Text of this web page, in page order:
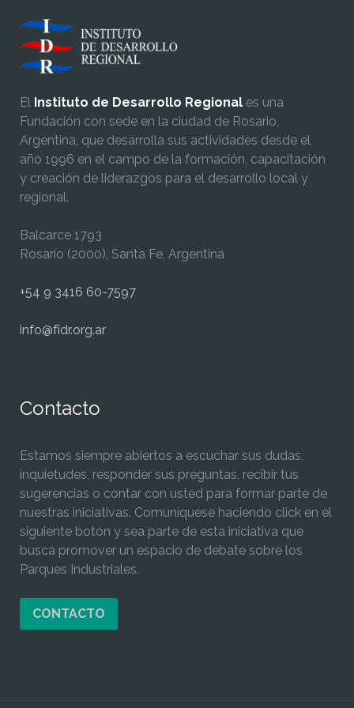
El Instituto de Desarrollo Regional es una
Fundación con sede en la ciudad de Rosario,
Argentina, que desarrolla sus actividades desde el
año 1996 en el campo de la formación, capacitación
y creación de liderazgos para el desarrollo local y
regional.
Balcarce 1793
Rosario (2000), Santa Fe, Argentina
+54 9 3416 60-7597
info@fidr.org.ar
Contacto
Estamos siempre abiertos a escuchar sus dudas,
inquietudes, responder sus preguntas, recibir tus
sugerencias o contar con usted para formar parte de
nuestras iniciativas. Comuníquese haciendo click en el
siguiente botón y sea parte de esta iniciativa que
busca promover un espacio de debate sobre los
Parques Industriales.
CONTACTO